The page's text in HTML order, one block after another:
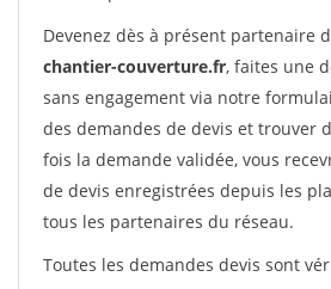
Devenez dès à présent partenaire
chantier-couverture.fr, faites une
sans engagement via notre
des demandes de devis et trouver
fois la demande validée, vous
de devis enregistrées depuis les
tous les partenaires du réseau.
Toutes les demandes devis sont